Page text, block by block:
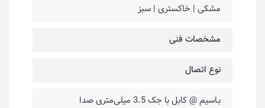
مشکی | خاکستری | سبز
مشخصات فنی
نوع اتصال
بـاسیم @ کابل با جک 3.5 میلی‌متری صدا